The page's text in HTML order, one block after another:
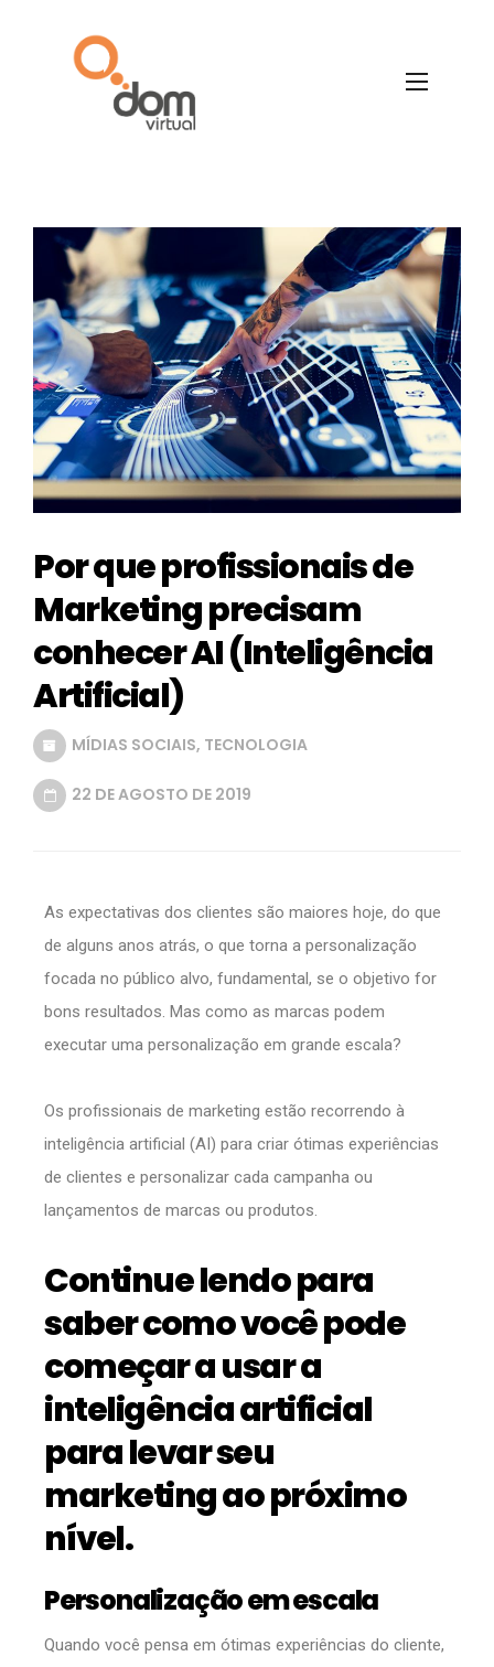
Por que profissionais de
Marketing precisam
conhecer AI (Inteligência
Artificial)
MÍDIAS SOCIAIS, TECNOLOGIA
22 DE AGOSTO DE 2019
As expectativas dos clientes são maiores hoje, do que
de alguns anos atrás, o que torna a personalização
focada no público alvo, fundamental, se o objetivo for
bons resultados. Mas como as marcas podem
executar uma personalização em grande escala?
Os profissionais de marketing estão recorrendo à
inteligência artificial (AI) para criar ótimas experiências
de clientes e personalizar cada campanha ou
lançamentos de marcas ou produtos.
Continue lendo para
saber como você pode
começar a usar a
inteligência artificial
para levar seu
marketing ao próximo
nível.
Personalização em escala
Quando você pensa em ótimas experiências do cliente,